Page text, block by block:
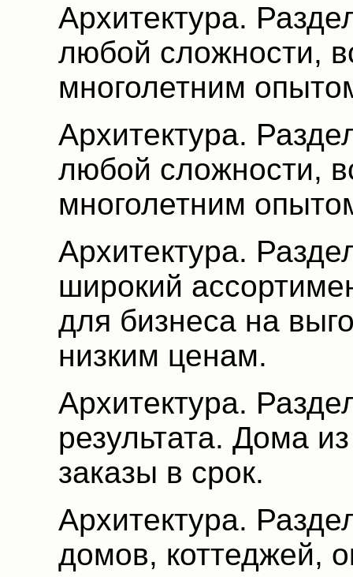
Архитектура.
любой сложности,
многолетним
Архитектура.
любой сложности,
многолетним
Архитектура.
широкий
для бизнеса на
низким ценам.
Архитектура.
результата. Дома
заказы в срок.
Архитектура.
домов, коттеджей,